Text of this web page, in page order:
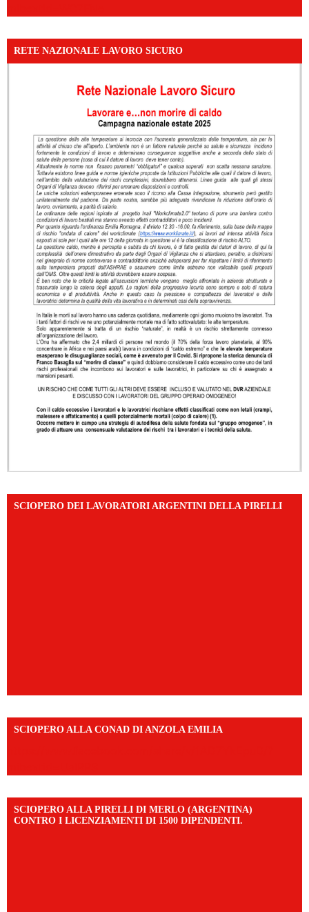
RETE NAZIONALE LAVORO SICURO
SCIOPERO DEI LAVORATORI ARGENTINI DELLA PIRELLI
SCIOPERO ALLA CONAD DI ANZOLA EMILIA
SCIOPERO ALLA PIRELLI DI MERLO (ARGENTINA)
CONTRO I LICENZIAMENTI DI 1500 DIPENDENTI.